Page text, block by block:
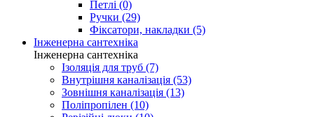
Петлі (0)
Ручки (29)
Фіксатори, накладки (5)
Інженерна сантехніка
Інженерна сантехніка
Ізоляція для труб (7)
Внутрішня каналізація (53)
Зовнішня каналізація (13)
Поліпропілен (10)